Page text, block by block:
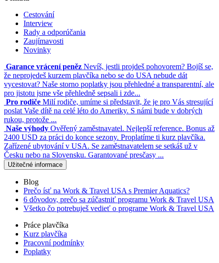
Cestování
Interview
Rady a odporúčania
Zaujímavosti
Novinky
Garance vrácení peněz Nevíš, jestli projdeš pohovorem? Bojíš se,
že neprojedeš kurzem plavčíka nebo se do USA nebude dát
vycestovat? Naše storno poplatky jsou přehledné a transparentní, ale
pro jistotu jsme vše přehledně sepsali i zde...
Pro rodiče Milí rodiče, umíme si představit, že je pro Vás stresující
poslat Vaše dítě na celé léto do Ameriky. S námi bude v dobrých
rukou, protože ...
Naše výhody Ověřený zaměstnavatel. Nejlepší reference. Bonus až
2400 USD za práci do konce sezony. Proplatíme ti kurz plavčíka.
Zařízené ubytování v USA. Se zaměstnavatelem se setkáš už v
Česku nebo na Slovensku. Garantované presčasy ...
Užitečné informace
Blog
Prečo ísť na Work & Travel USA s Premier Aquatics?
6 dôvodov, prečo sa zúčastniť programu Work & Travel USA
Všetko čo potrebuješ vedieť o programe Work & Travel USA
Práce plavčíka
Kurz plavčíka
Pracovní podmínky
Poplatky